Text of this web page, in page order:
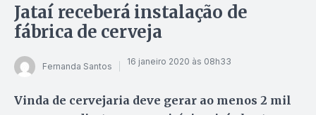
Jataí receberá instalação de
fábrica de cerveja
Fernanda Santos 16 janeiro 2020 às 08h33
Vinda de cervejaria deve gerar ao menos 2 mil